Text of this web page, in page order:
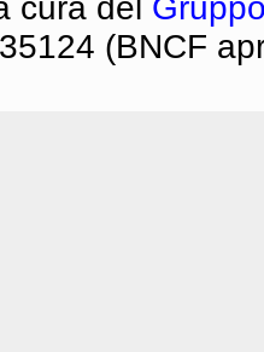
cura del
(BNCF